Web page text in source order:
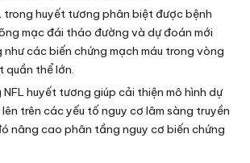
trong huyết tương phân biệt được bệnh
mạc đái tháo đường và dự đoán mới
như các biến chứng mạch máu trong vòng
quần thể lớn.
NFL huyết tương giúp cải thiện mô hình dự
trên các yếu tố nguy cơ lâm sàng truyền
nâng cao phân tầng nguy cơ biến chứng